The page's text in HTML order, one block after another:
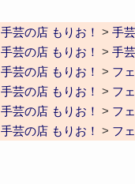
手芸の店 もりお！ > 手
手芸の店 もりお！ > 手
手芸の店 もりお！ > フ
手芸の店 もりお！ > フ
手芸の店 もりお！ > フ
手芸の店 もりお！ > フ